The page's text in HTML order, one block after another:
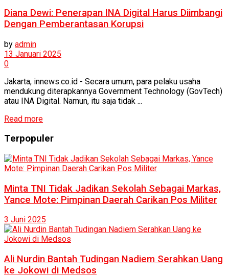
Diana Dewi: Penerapan INA Digital Harus Diimbangi
Dengan Pemberantasan Korupsi
by admin
13 Januari 2025
0
Jakarta, innews.co.id - Secara umum, para pelaku usaha
mendukung diterapkannya Government Technology (GovTech)
atau INA Digital. Namun, itu saja tidak ...
Read more
Terpopuler
Minta TNI Tidak Jadikan Sekolah Sebagai Markas,
Yance Mote: Pimpinan Daerah Carikan Pos Militer
3 Juni 2025
Ali Nurdin Bantah Tudingan Nadiem Serahkan Uang
ke Jokowi di Medsos